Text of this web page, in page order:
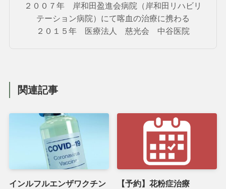
２００７年 岸和田盈進会病院（岸和田リハビリ
テーション病院）にて喀血の治療に携わる
２０１５年 医療法人 慈光会 中谷医院
関連記事
インルフルエンザワクチン
【予約】花粉症治療